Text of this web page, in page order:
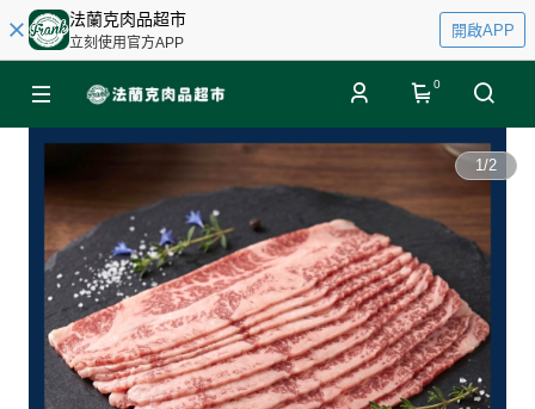
法蘭克肉品超市
立刻使用官方APP
開啟APP
0
1/2